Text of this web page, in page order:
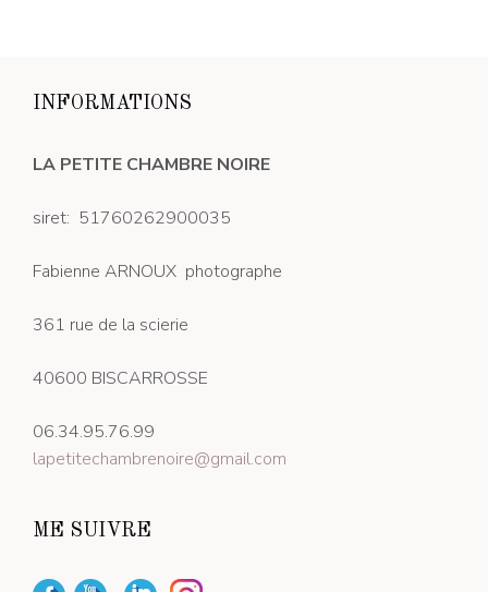
INFORMATIONS
LA PETITE CHAMBRE NOIRE
siret: 51760262900035
Fabienne ARNOUX photographe
361 rue de la scierie
40600 BISCARROSSE
06.34.95.76.99
lapetitechambrenoire@gmail.com
ME SUIVRE